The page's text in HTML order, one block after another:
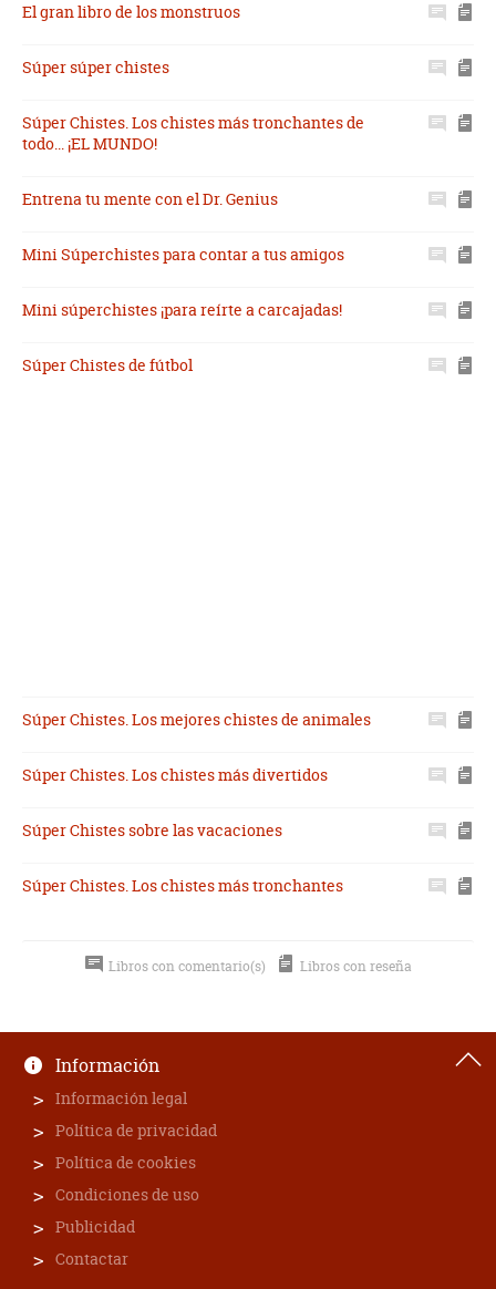
El gran libro de los monstruos
Súper súper chistes
Súper Chistes. Los chistes más tronchantes de
todo... ¡EL MUNDO!
Entrena tu mente con el Dr. Genius
Mini Súperchistes para contar a tus amigos
Mini súperchistes ¡para reírte a carcajadas!
Súper Chistes de fútbol
Súper Chistes. Los mejores chistes de animales
Súper Chistes. Los chistes más divertidos
Súper Chistes sobre las vacaciones
Súper Chistes. Los chistes más tronchantes
Libros con comentario(s) Libros con reseña
Información
Información legal
Política de privacidad
Política de cookies
Condiciones de uso
Publicidad
Contactar